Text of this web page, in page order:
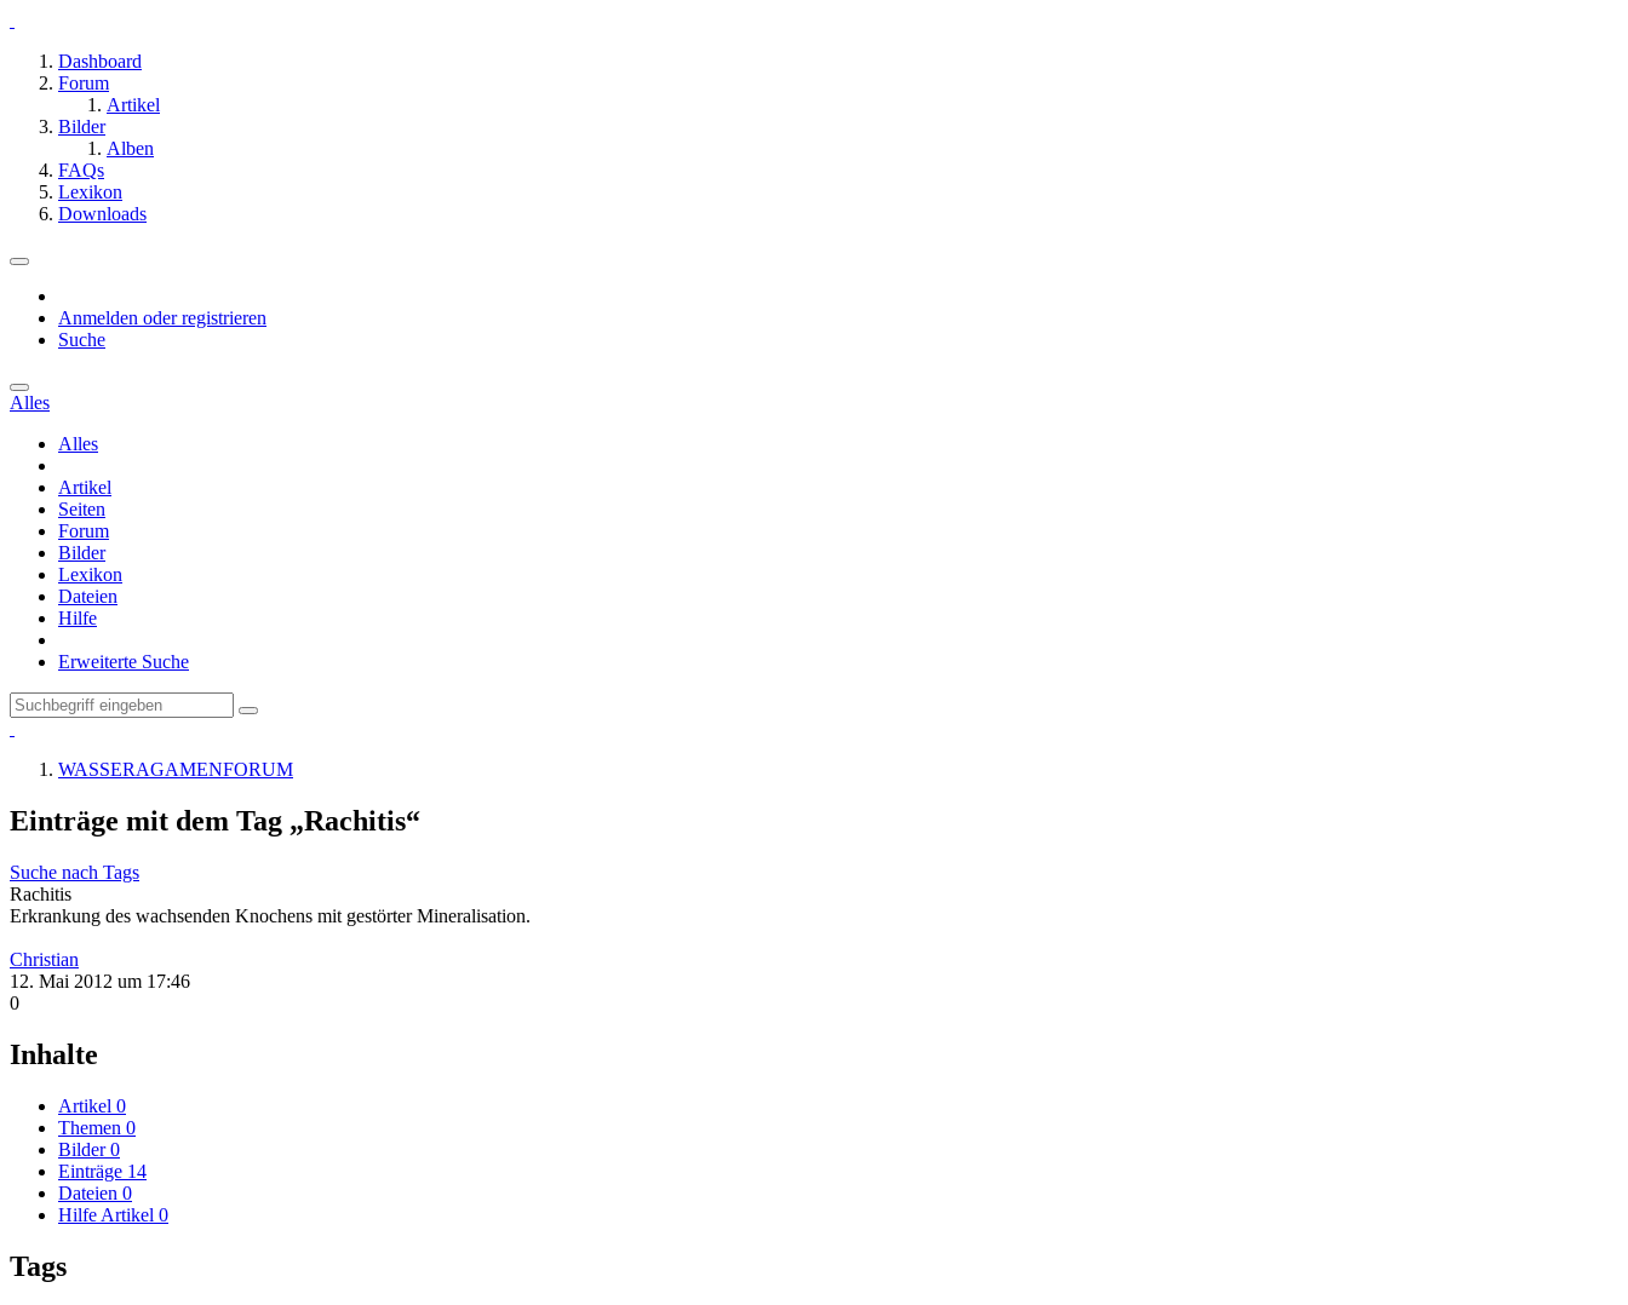
Dashboard
Forum
Artikel
Bilder
Alben
FAQs
Lexikon
Downloads
Anmelden oder registrieren
Suche
Alles
Alles
Artikel
Seiten
Forum
Bilder
Lexikon
Dateien
Hilfe
Erweiterte Suche
WASSERAGAMENFORUM
Einträge mit dem Tag „Rachitis“
Suche nach Tags
Rachitis
Erkrankung des wachsenden Knochens mit gestörter Mineralisation.
Christian
12. Mai 2012 um 17:46
0
Inhalte
Artikel 0
Themen 0
Bilder 0
Einträge 14
Dateien 0
Hilfe Artikel 0
Tags